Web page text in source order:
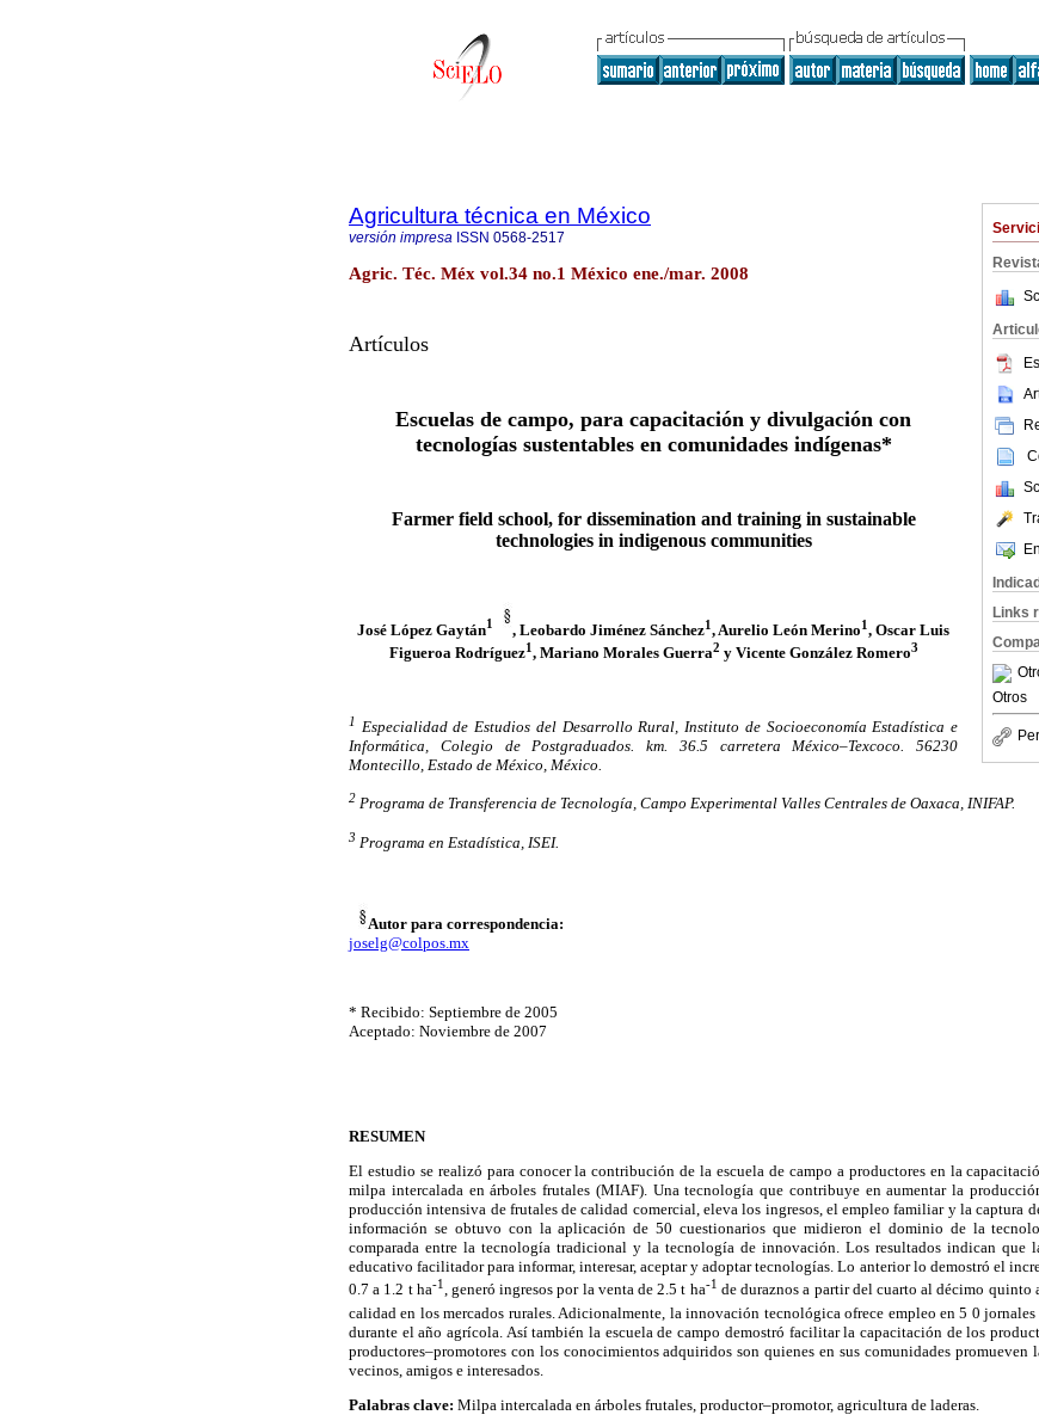
Links
Otros
Agricultura técnica en México
versión impresa ISSN 0568-2517
Agric. Téc. Méx vol.34 no.1 México ene./mar. 2008
Artículos
Escuelas de campo, para capacitación y divulgación con
tecnologías sustentables en comunidades indígenas*
Farmer field school, for dissemination and training in sustainable
technologies in indigenous communities
José López Gaytán1 , Leobardo Jiménez Sánchez1, Aurelio León Merino1, Oscar Luis
Figueroa Rodríguez1, Mariano Morales Guerra2 y Vicente González Romero3
1
Especialidad de Estudios del Desarrollo Rural, Instituto de Socioeconomía Estadística e
Informática, Colegio de Postgraduados. km. 36.5 carretera México–Texcoco. 56230
Montecillo, Estado de México, México.
2 Programa de Transferencia de Tecnología, Campo Experimental Valles Centrales de Oaxaca, INIFAP.
3 Programa en Estadística, ISEI.
Autor para correspondencia:
joselg@colpos.mx
* Recibido: Septiembre de 2005
Aceptado: Noviembre de 2007
RESUMEN
El estudio se realizó para conocer la contribución de la escuela de campo a productores en la
milpa intercalada en árboles frutales (MIAF). Una tecnología que contribuye en aumentar la
producción intensiva de frutales de calidad comercial, eleva los ingresos, el empleo familiar y la captura
información se obtuvo con la aplicación de 50 cuestionarios que midieron el dominio de la
comparada entre la tecnología tradicional y la tecnología de innovación. Los resultados indican que
educativo facilitador para informar, interesar, aceptar y adoptar tecnologías. Lo anterior lo demostró el
0.7 a 1.2 t ha-1, generó ingresos por la venta de 2.5 t ha-1 de duraznos a partir del cuarto al décimo quinto
calidad en los mercados rurales. Adicionalmente, la innovación tecnológica ofrece empleo en 5 0 jornales
durante el año agrícola. Así también la escuela de campo demostró facilitar la capacitación de los
productores–promotores con los conocimientos adquiridos son quienes en sus comunidades promueven
vecinos, amigos e interesados.
Palabras clave: Milpa intercalada en árboles frutales, productor–promotor, agricultura de laderas.